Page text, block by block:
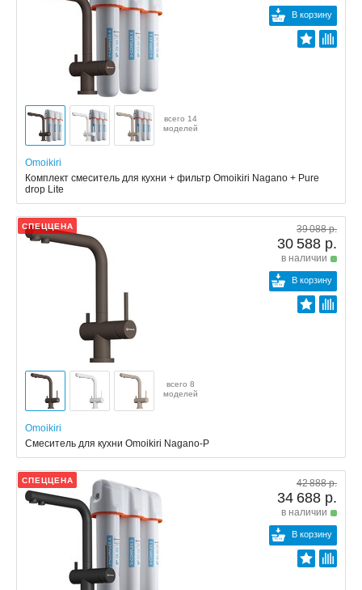
В корзину
всего 14
моделей
Omoikiri
Комплект смеситель для кухни + фильтр Omoikiri Nagano + Pure
drop Lite
СПЕЦЦЕНА 39 088 р.
30 588 р.
в наличии
В корзину
всего 8
моделей
Omoikiri
Смеситель для кухни Omoikiri Nagano-P
СПЕЦЦЕНА 42 888 р.
34 688 р.
в наличии
В корзину